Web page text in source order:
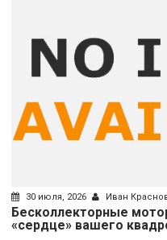
30 июля, 2026 Иван
Бесколлекторные
«сердце» вашего